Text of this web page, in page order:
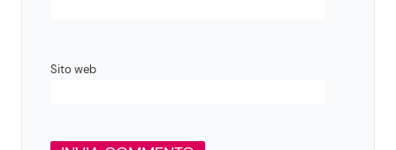
Sito web